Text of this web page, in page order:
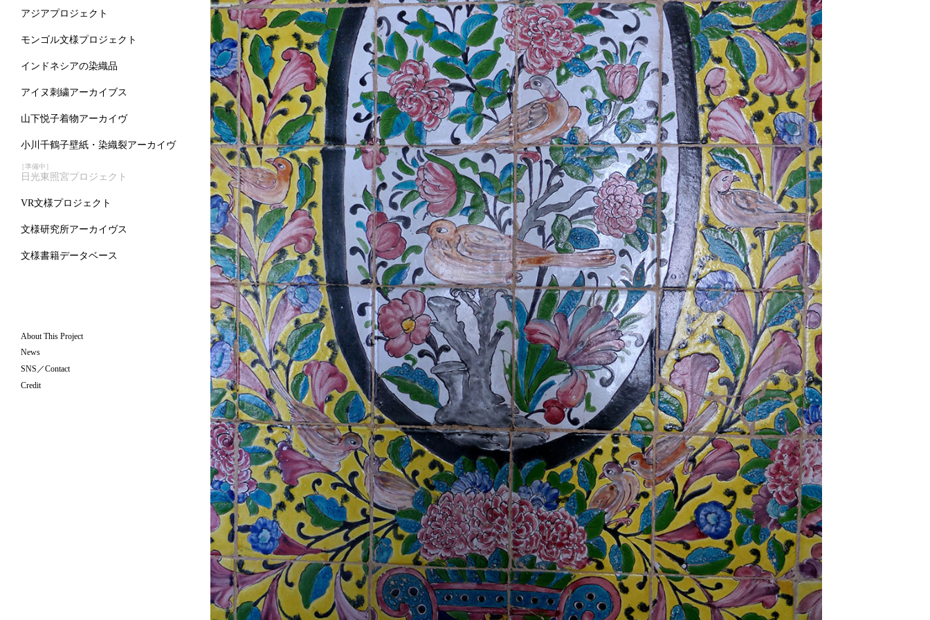
アジアプロジェクト
モンゴル文様プロジェクト
インドネシアの染織品
アイヌ刺繍アーカイブス
山下悦子着物アーカイヴ
小川千鶴子壁紙・染織裂アーカイヴ
［準備中］
日光東照宮プロジェクト
VR文様プロジェクト
文様研究所アーカイヴス
文様書籍データベース
About This Project
News
SNS／Contact
Credit